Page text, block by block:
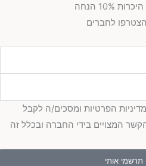
10% הנחה
לחברים
הפרטיות ומסכים/ה לקבל
המצויים בידי החברה ובכלל זה
אותי